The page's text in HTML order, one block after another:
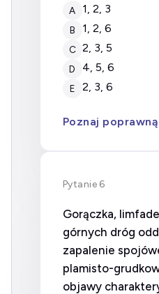
A 1, 2, 3
B 1, 2, 6
C 2, 3, 5
D 4, 5, 6
E 2, 3, 6
Poznaj
Pytanie 6
Gorączka,
górnych dróg
zapalenie
plamisto-
objawy